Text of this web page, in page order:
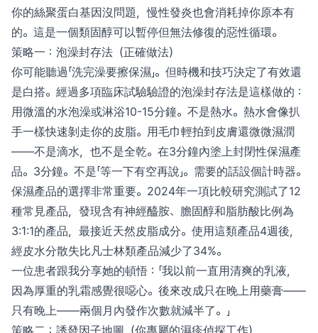
你的絲聚蛋白基因沒問題，慢性發炎也會消耗掉你原本有
的。這是一個類固醇可以暫停但無法修復的惡性循環。
策略一：泡澡封存法（正確做法）
你可能聽過「洗完澡要擦保濕」。但時機和技巧決定了有效還
是白搭。經過多項臨床試驗驗證的泡澡封存法是這樣做的：
用微溫的水泡澡或淋浴10-15分鐘。不是熱水。熱水會像扒
手一樣快速剝走你的皮脂。用毛巾輕拍到皮膚還微微濕潤
——不是滴水，也不是全乾。在3分鐘內塗上封閉性保濕產
品。3分鐘。不是「等一下有空再說」。需要的話設個計時器。
保濕產品的選擇非常重要。2024年一項比較研究測試了12
種常見產品，發現含有神經醯胺、膽固醇和脂肪酸比例為
3:1:1的產品，最接近天然皮脂成分。使用這類產品4週後，
經皮水分散失比凡士林類產品減少了34%。
一位患者跟我分享她的頓悟：「我以前一直用清爽的乳液，
因為厚重的乳霜感覺很噁心。後來改成只在晚上用藥膏——
只有晚上——兩個月內發作次數就減半了。」
策略二：誘發因子地圖（你專屬的濕疹偵探工作）